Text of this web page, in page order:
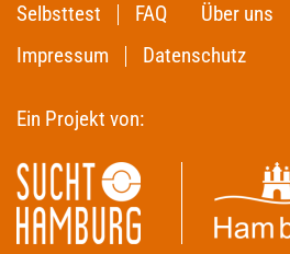
Selbsttest
FAQ
Über uns
Impressum
Datenschutz
Ein Projekt von: